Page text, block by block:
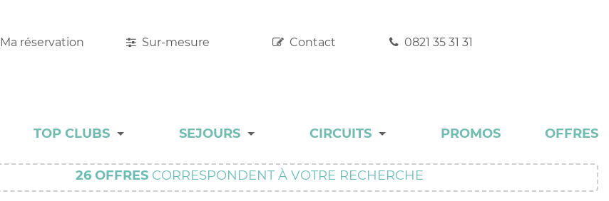
Ma réservation Sur-mesure Contact 0821 35 31 31
TOP CLUBS
TOP CLUBS
SEJOURS
MALINS
CIRCUITS
DÉCOUVERTE
PROMOS OFFRES
26 OFFRES CORRESPONDENT À VOTRE RECHERCHE